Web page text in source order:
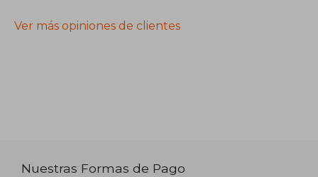
Ver más opiniones de clientes
Nuestras Formas de Pago